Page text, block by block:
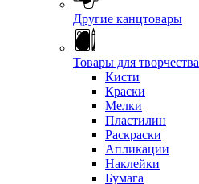
Другие канцтовары
Товары для творчества
Кисти
Краски
Мелки
Пластилин
Раскраски
Апликации
Наклейки
Бумага